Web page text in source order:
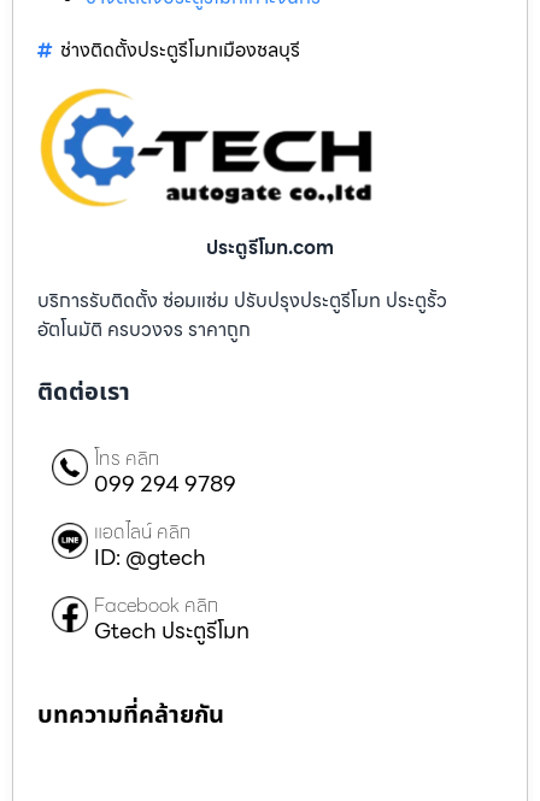
ช่างติดตั้งประตูรีโมทเมืองชลบุรี
ประตูรีโมท.com
บริการรับติดตั้ง ซ่อมแซ่ม ปรับปรุงประตูรีโมท ประตูรั้ว
อัตโนมัติ ครบวงจร ราคาถูก
ติดต่อเรา
โทร คลิก
099 294 9789
แอดไลน์ คลิก
ID: @gtech
Facebook คลิก
Gtech ประตูรีโมท
บทความที่คล้ายกัน